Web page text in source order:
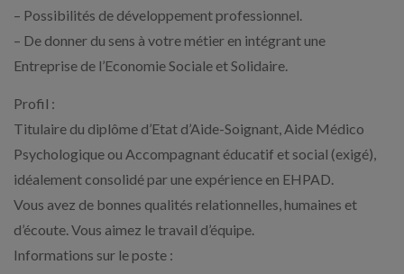
– Possibilités de développement professionnel.
– De donner du sens à votre métier en intégrant une
Entreprise de l’Economie Sociale et Solidaire.
Profil :
Titulaire du diplôme d’Etat d’Aide-Soignant, Aide Médico
Psychologique ou Accompagnant éducatif et social (exigé),
idéalement consolidé par une expérience en EHPAD.
Vous avez de bonnes qualités relationnelles, humaines et
d’écoute. Vous aimez le travail d’équipe.
Informations sur le poste :